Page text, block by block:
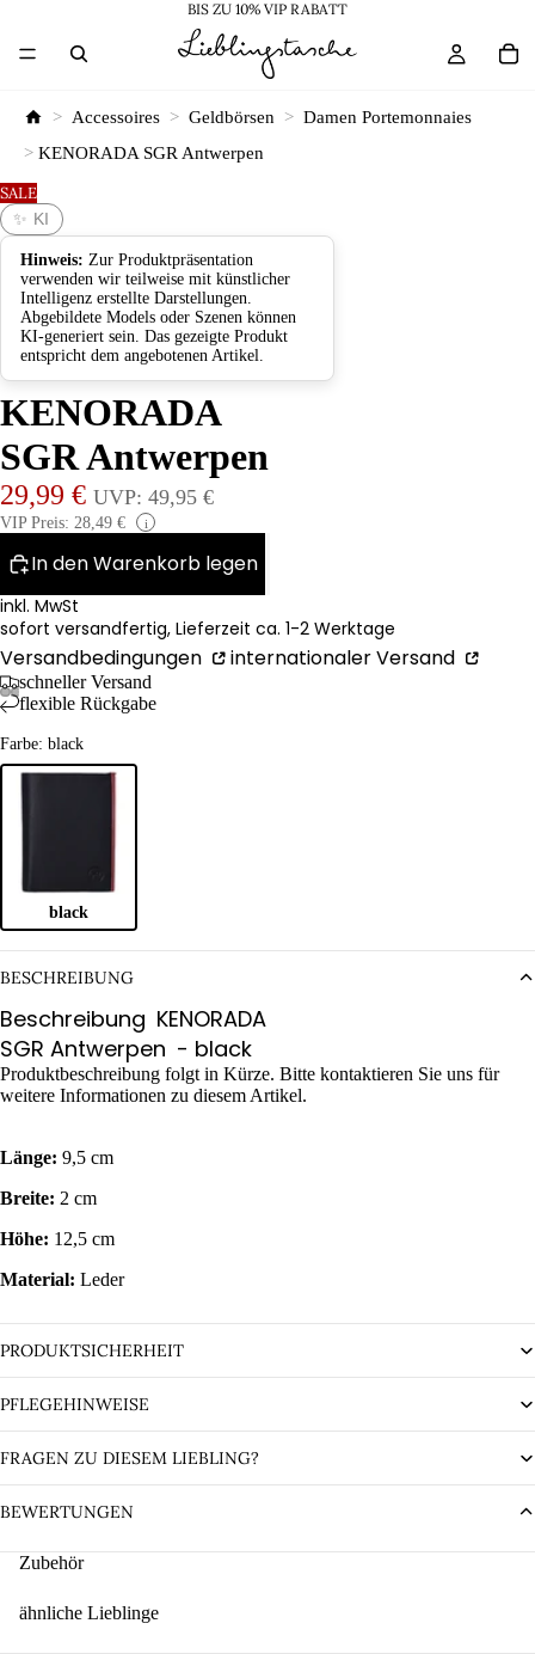
BIS ZU 10% VIP RABATT
> Accessoires > Geldbörsen > Damen Portemonnaies
> KENORADA SGR Antwerpen
SALE
✨ KI
Hinweis: Zur Produktpräsentation
verwenden wir teilweise mit künstlicher
Intelligenz erstellte Darstellungen.
Abgebildete Models oder Szenen können
KI-generiert sein. Das gezeigte Produkt
entspricht dem angebotenen Artikel.
KENORADA
SGR Antwerpen
29,99 € UVP: 49,95 €
VIP Preis: 28,49 € i
In den Warenkorb legen
inkl. MwSt
sofort versandfertig, Lieferzeit ca. 1-2 Werktage
Versandbedingungen internationaler Versand
schneller Versand
flexible Rückgabe
Farbe: black
black
BESCHREIBUNG
Beschreibung KENORADA
SGR Antwerpen - black
Produktbeschreibung folgt in Kürze. Bitte kontaktieren Sie uns für
weitere Informationen zu diesem Artikel.
Länge: 9,5 cm
Breite: 2 cm
Höhe: 12,5 cm
Material: Leder
PRODUKTSICHERHEIT
PFLEGEHINWEISE
FRAGEN ZU DIESEM LIEBLING?
BEWERTUNGEN
Zubehör
ähnliche Lieblinge